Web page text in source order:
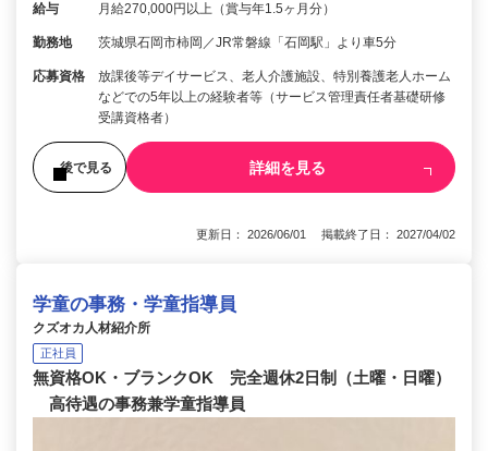
給与 月給270,000円以上（賞与年1.5ヶ月分）
勤務地 茨城県石岡市柿岡／JR常磐線「石岡駅」より車5分
応募資格
放課後等デイサービス、老人介護施設、特別養護老人ホーム
などでの5年以上の経験者等（サービス管理責任者基礎研修
受講資格者）
後で見る 詳細を見る
更新日： 2026/06/01 掲載終了日： 2027/04/02
学童の事務・学童指導員
クズオカ人材紹介所
正社員
無資格OK・ブランクOK 完全週休2日制（土曜・日曜）
高待遇の事務兼学童指導員